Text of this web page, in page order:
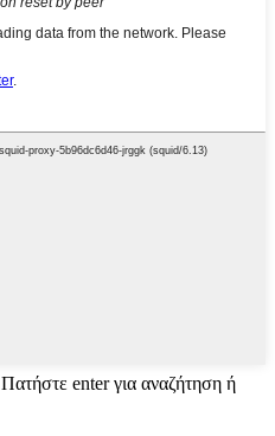
Πατήστε enter για αναζήτηση ή